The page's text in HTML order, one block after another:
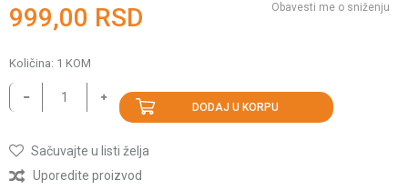
999,00 RSD Obavesti me o sniženju
Količina: 1 KOM
DODAJ U KORPU
Sačuvajte u listi želja
Uporedite proizvod